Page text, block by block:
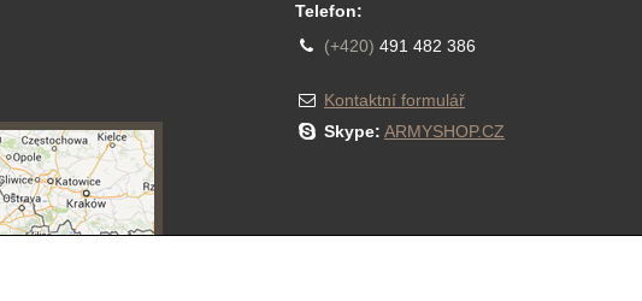
Telefon:
(+420) 491 482 386
Kontaktní formulář
Skype: ARMYSHOP.CZ